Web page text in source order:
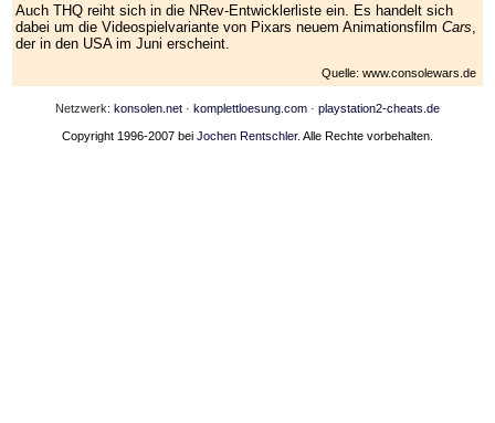
Auch THQ reiht sich in die NRev-Entwicklerliste ein. Es handelt sich
dabei um die Videospielvariante von Pixars neuem AnimationsfilmCars
der in den USA im Juni erscheint.
Quelle: www.consolewars.de
Netzwerk: konsolen.net · komplettloesung.com · playstation2-cheats.de
Copyright 1996-2007 bei Jochen Rentschler. Alle Rechte vorbehalten.